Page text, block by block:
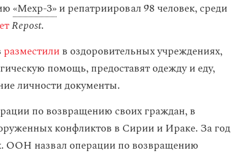
«Мехр-3»и репатриировал 98 человек, среди
Repost.
разместилив оздоровительных учреждениях,
помощь, предоставят одежду и еду,
личности документы.
по возвращению своих граждан, в
конфликтов в Сирии и Ираке. За год
ООН назвал операции по возвращению